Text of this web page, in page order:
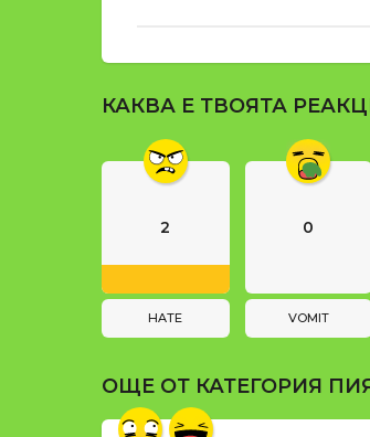
д
и
a
g
a
t
i
n
КАКВА Е ТВОЯТА
2
HATE
0
VOMIT
ОЩЕ ОТ КАТЕГОРИЯ